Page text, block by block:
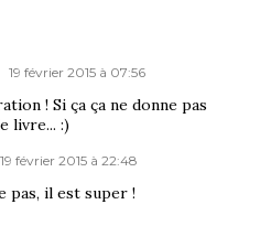
19 février 2015 à 07:56
! Si ça ça ne donne pas
livre... :)
19 février 2015 à 22:48
pas, il est super !